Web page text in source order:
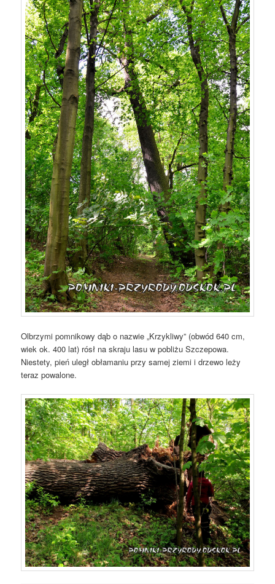
Olbrzymi pomnikowy dąb o nazwie „Krzykliwy” (obwód 640 cm,
wiek ok. 400 lat) rósł na skraju lasu w pobliżu Szczepowa.
Niestety, pień uległ obłamaniu przy samej ziemi i drzewo leży
teraz powalone.